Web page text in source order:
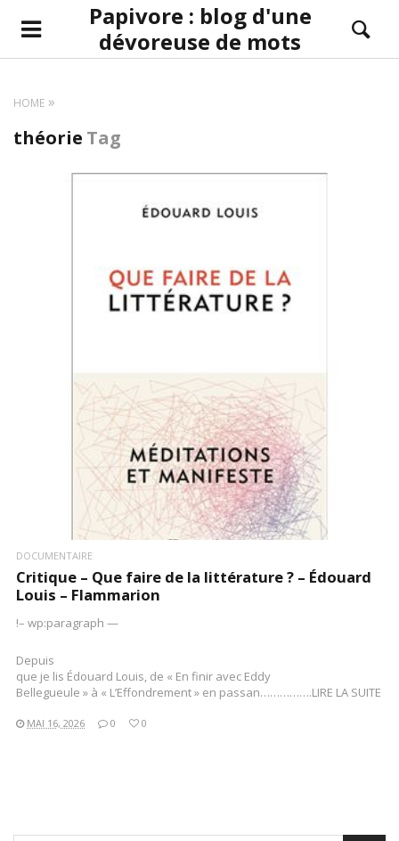
Papivore : blog d'une
dévoreuse de mots
HOME
théorie Tag
LIRE LA SUITE
DOCUMENTAIRE
Critique – Que faire de la littérature ? – Édouard
Louis – Flammarion
!– wp:paragraph —
Depuis
que je lis Édouard Louis, de « En finir avec Eddy
Bellegueule » à « L’Effondrement » en passan…………….LIRE LA SUITE
MAI 16, 2026 0 0